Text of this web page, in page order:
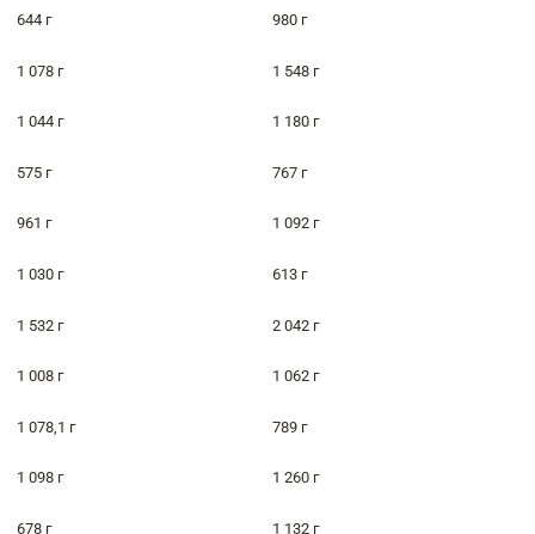
644 г 980 г
1 078 г 1 548 г
1 044 г 1 180 г
575 г 767 г
961 г 1 092 г
1 030 г 613 г
1 532 г 2 042 г
1 008 г 1 062 г
1 078,1 г 789 г
1 098 г 1 260 г
678 г 1 132 г